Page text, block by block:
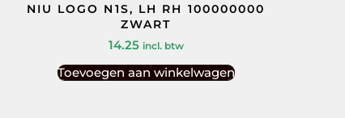
NIU LOGO N1S, LH RH 100000000
ZWART
14.25 incl. btw
Toevoegen aan winkelwagen